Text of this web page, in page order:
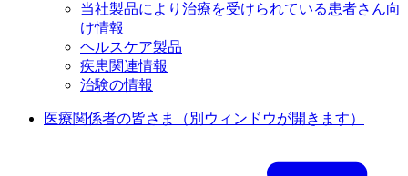
当社製品により治療を受けられている患者さん向
け情報
ヘルスケア製品
疾患関連情報
治験の情報
医療関係者の皆さま （別ウィンドウが開きます）